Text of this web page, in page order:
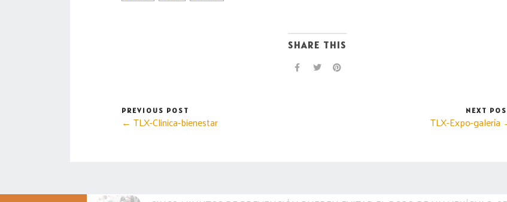
SHARE THIS
PREVIOUS POST
← TLX-Clinica-bienestar
NEXT
TLX-Expo-galería